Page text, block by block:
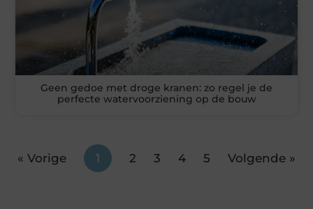
Geen gedoe met droge kranen: zo regel je de
perfecte watervoorziening op de bouw
« Vorige 1 2 3 4 5 Volgende »